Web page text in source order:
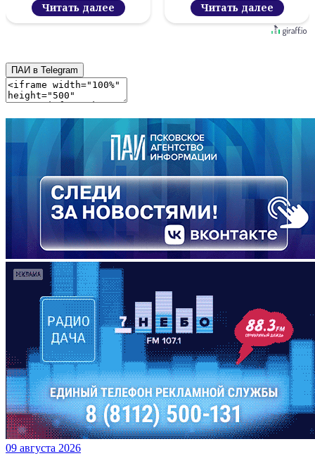
Читать далее Читать далее
ПАИ в Telegram
09 августа 2026